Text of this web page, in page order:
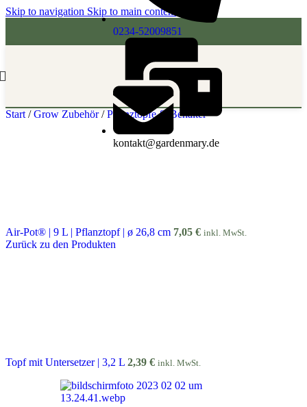
Skip to navigation Skip to main content
0234-52009851
kontakt@gardenmary.de
Start / Grow Zubehör/ Pflanztöpfe & Behälter
Air-Pot® | 9 L | Pflanztopf | ø 26,8 cm 7,05 € inkl. MwSt.
Zurück zu den Produkten
Topf mit Untersetzer | 3,2 L 2,39 € inkl. MwSt.